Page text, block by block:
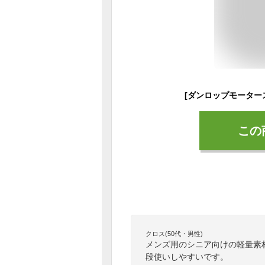
こ
クロス(50代・男性)
メンズ用のシニア向けの軽量
段使いしやすいです。